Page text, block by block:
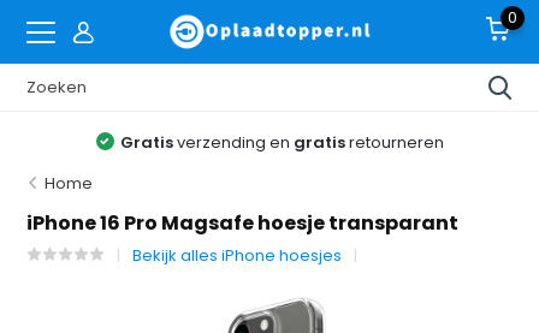
0
Gratisverzending en gratisretourneren
Home
iPhone 16 Pro Magsafe hoesje transparant
Bekijk alles iPhone hoesjes